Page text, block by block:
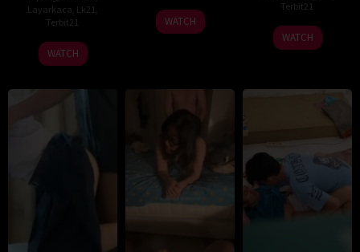
Layarkaca Lk21
Terbit21
WATCH
WATCH
Terbit21
WATCH